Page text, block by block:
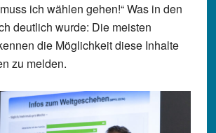
ich wählen gehen!“ Was in den
deutlich wurde: Die meisten
die Möglichkeit diese Inhalte
zu melden.